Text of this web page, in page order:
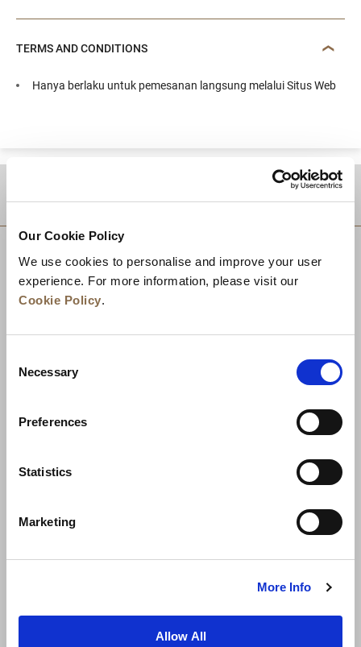
Our Cookie Policy
We use cookies to personalise and improve your user
experience. For more information, please visit our
Cookie Policy.
Selection
Necessary
Preferences
Statistics
Marketing
More Info
Allow All
TERMS AND CONDITIONS
Hanya berlaku untuk pemesanan langsung melalui Situs Web